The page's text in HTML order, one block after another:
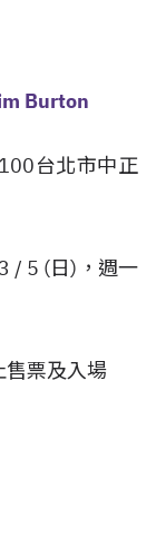
Burton
台北市中正
/ 5 (日)，週一
票及入場